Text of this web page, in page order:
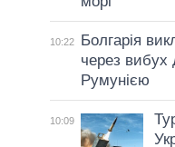
10:22
Болгарія
через вибух
Румунією
10:09